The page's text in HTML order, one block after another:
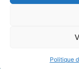
Politique
SANS-FRAIS : 1-877-256-
© Reflet